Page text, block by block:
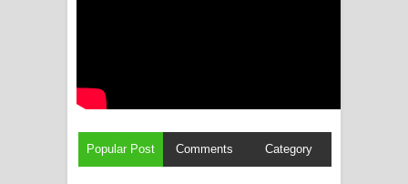
Popular Post Comments Category